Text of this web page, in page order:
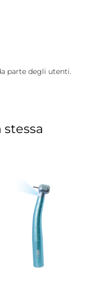
parte degli utenti.